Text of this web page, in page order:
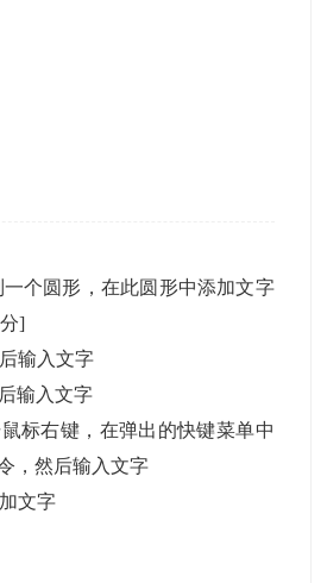
一个圆形，在此圆形中添加文字
]
输入文字
输入文字
标右键，在弹出的快键菜单中
，然后输入文字
文字